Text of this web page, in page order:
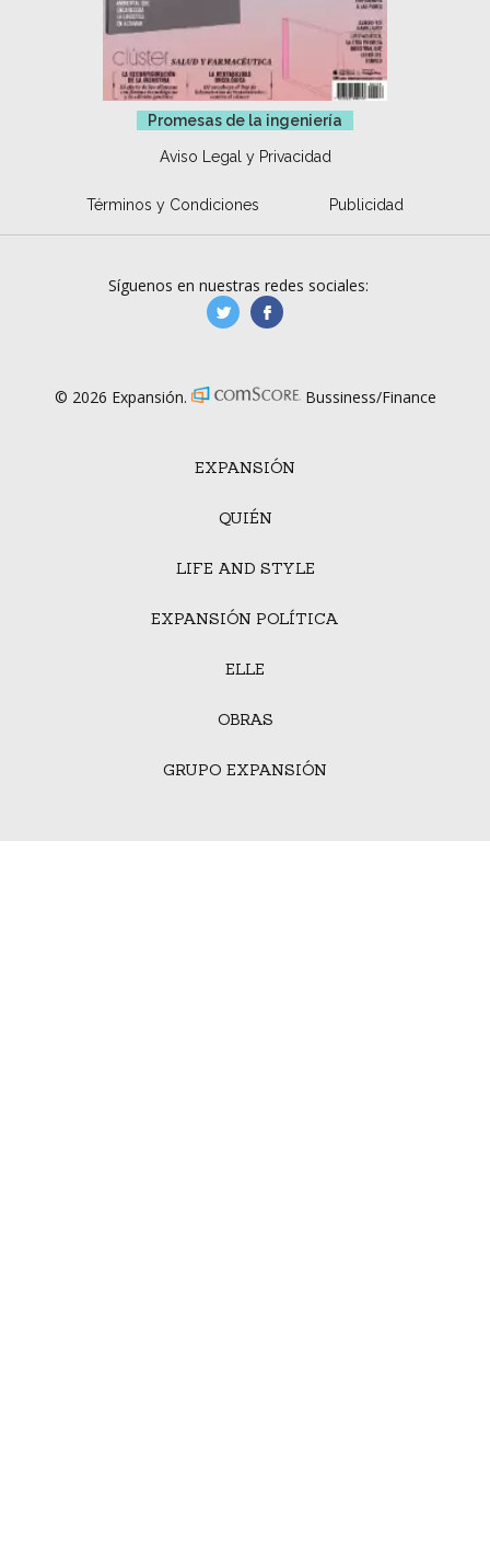
Promesas de la ingeniería
Aviso Legal y Privacidad
Términos y Condiciones Publicidad
EXPANSIÓN
QUIÉN
LIFE AND STYLE
EXPANSIÓN POLÍTICA
ELLE
OBRAS
GRUPO EXPANSIÓN
Síguenos en nuestras redes sociales:
manufacturaGE
© 2026 Expansión. Bussiness/Finance